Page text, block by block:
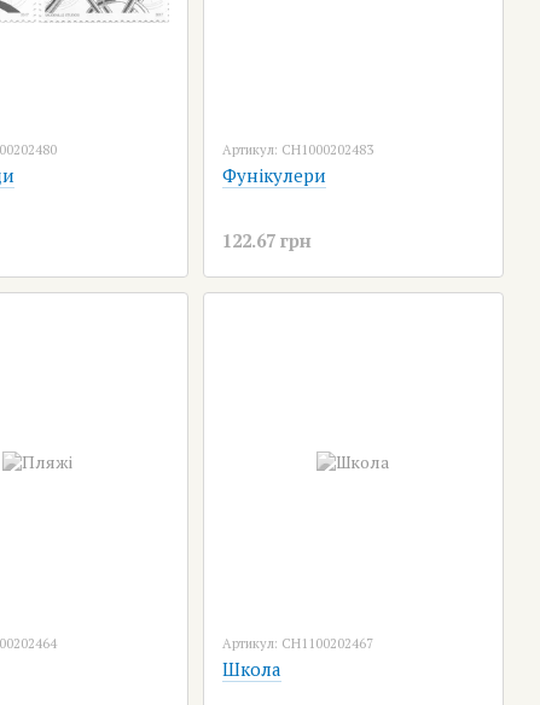
Артикул: CH1000202483
Фунікулери
122.67 грн
Артикул: CH1100202467
Школа